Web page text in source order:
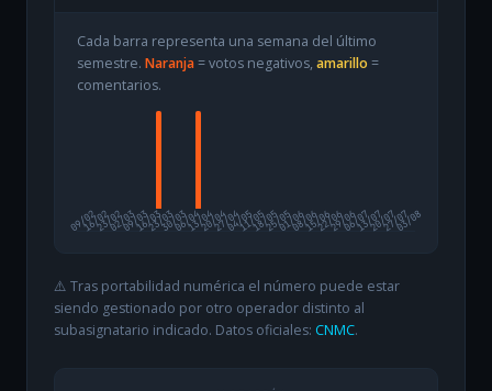
Cada barra representa una semana del último
semestre. Naranja= votos negativos, amarillo =
comentarios.
09/02
16/0223/0202/0309/0316/0323/0330/0306/0413/0420/0427/0404/0511/0518/0525/0501/0608/0615/0622/0629/0606/0713/0720/0727/07
03/08
⚠️ Tras portabilidad numérica el número puede estar
siendo gestionado por otro operador distinto al
subasignatario indicado. Datos oficiales: CNMC.